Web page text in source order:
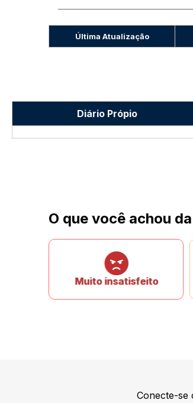
Última Atualização
Diário Própio
O que você achou
Muito insatisfeito
Conecte-se